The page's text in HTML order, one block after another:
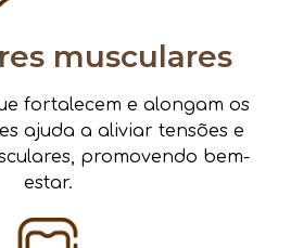
musculares
fortalecem e alongam os
ajuda a aliviar tensões e
promovendo bem-
estar.